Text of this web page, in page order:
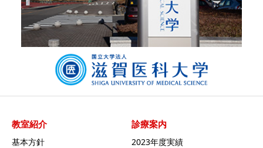
教室紹介
基本方針
診療案内
2023年度実績